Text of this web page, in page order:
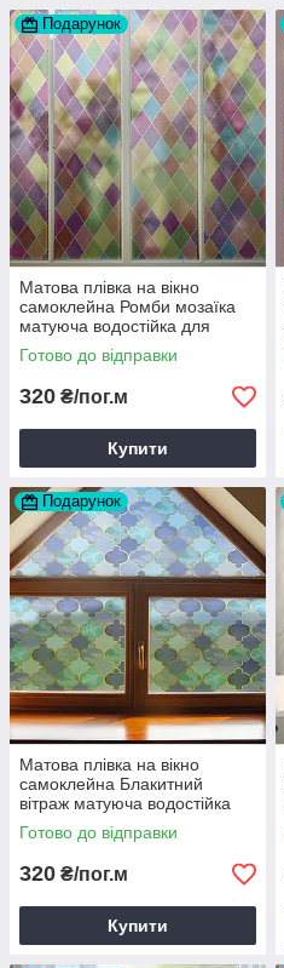
Подарунок
Матова плівка на вікно
самоклейна Ромби мозаїка
матуюча водостійка для
дзеркала шафи 1 пог.м
1000х1000 мм
Готово до відправки
320 ₴/пог.м
Купити
Подарунок
Матова плівка на вікно
самоклейна Блакитний
вітраж матуюча водостійка
для дзеркала шафи 1 пог.м
1000х1000 мм
Готово до відправки
320 ₴/пог.м
Купити